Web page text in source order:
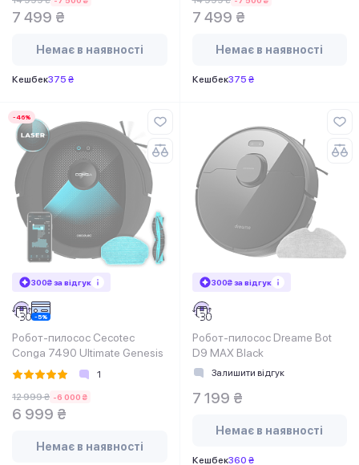
7 499 ₴
Немає в наявності
Кешбек375 ₴
7 499 ₴
Немає в наявності
Кешбек375 ₴
-46%
300₴ за відгук
Робот-пилосос Cecotec
Conga 7490 Ultimate Genesis
1
12 999 ₴ -6 000 ₴
6 999 ₴
Немає в наявності
300₴ за відгук
Робот-пилосос Dreame Bot
D9 MAX Black
Залишити відгук
7 199 ₴
Немає в наявності
Кешбек360 ₴